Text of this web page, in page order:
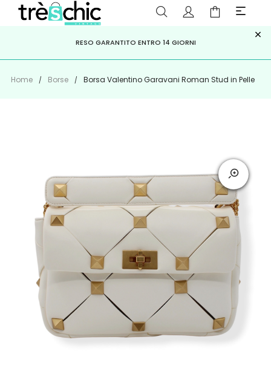
PAGA A RATE CONKLARNA,HEYLIGHT, APPAGO
ISCRIVITI ALLA NEWSLETTER PER NON PERDERE SCONTI E
OFFERTE IMPERDIBILI!
RESO GARANTITO ENTRO 14 GIORNI ×
Home Borse Borsa Valentino Garavani Roman Stud in Pelle